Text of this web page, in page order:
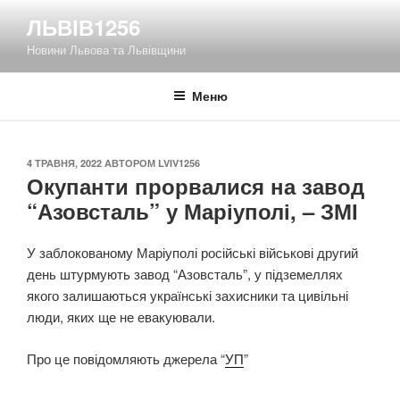
вмісту
ЛЬВІВ1256
Новини Львова та Львівщини
Меню
ОПУБЛІКОВАНО
4 ТРАВНЯ, 2022 АВТОРОМ LVIV1256
Окупанти прорвалися на завод
“Азовсталь” у Маріуполі, – ЗМІ
У заблокованому Маріуполі російські військові другий
день штурмують завод “Азовсталь”, у підземеллях
якого залишаються українські захисники та цивільні
люди, яких ще не евакуювали.
Про це повідомляють джерела “УП”